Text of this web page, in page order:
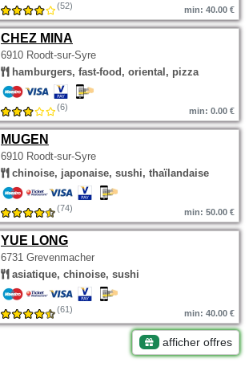
(52) min: 40.00 €
CHEZ MINA
6910 Roodt-sur-Syre
hamburgers, fast-food, oriental, pizza
(6) min: 0.00 €
MUGEN
6910 Roodt-sur-Syre
chinoise, japonaise, sushi, thaïlandaise
(74) min: 50.00 €
YUE LONG
6731 Grevenmacher
asiatique, chinoise, sushi
(61) min: 40.00 €
afficher offres